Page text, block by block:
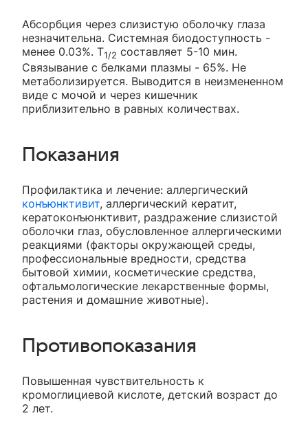
Абсорбция через слизистую оболочку глаза
незначительна. Системная биодоступность -
менее 0.03%. T1/2 составляет 5-10 мин.
Связывание с белками плазмы - 65%. Не
метаболизируется. Выводится в неизмененном
виде с мочой и через кишечник
приблизительно в равных количествах.
Показания
Профилактика и лечение: аллергический
конъюнктивит, аллергический кератит,
кератоконъюнктивит, раздражение слизистой
оболочки глаз, обусловленное аллергическими
реакциями (факторы окружающей среды,
профессиональные вредности, средства
бытовой химии, косметические средства,
офтальмологические лекарственные формы,
растения и домашние животные).
Противопоказания
Повышенная чувствительность к
кромоглициевой кислоте, детский возраст до
2 лет.